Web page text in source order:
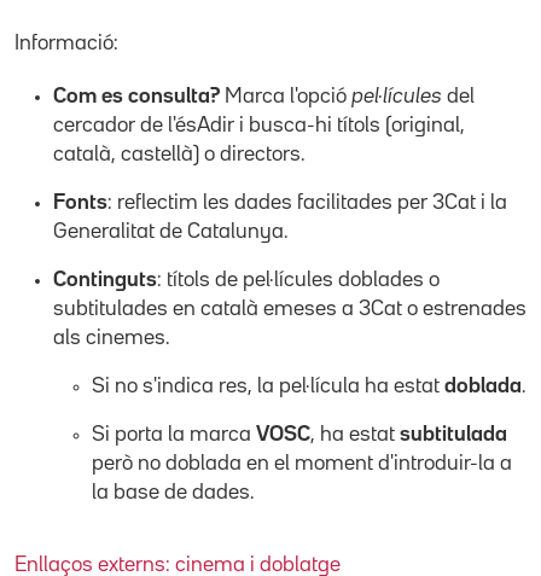
Informació:
Com es consulta? Marca l'opció pel·lícules del
cercador de l'ésAdir i busca-hi títols (original,
català, castellà) o directors.
Fonts: reflectim les dades facilitades per 3Cat i la
Generalitat de Catalunya.
Continguts: títols de pel·lícules doblades o
subtitulades en català emeses a 3Cat o estrenades
als cinemes.
Si no s'indica res, la pel·lícula ha estat doblada.
Si porta la marca VOSC, ha estat subtitulada
però no doblada en el moment d'introduir-la a
la base de dades.
Enllaços externs: cinema i doblatge